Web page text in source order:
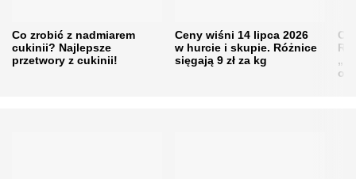
Co zrobić z nadmiarem
cukinii? Najlepsze
przetwory z cukinii!
Ceny wiśni 14 lipca 2026
w hurcie i skupie. Różnice
sięgają 9 zł za kg